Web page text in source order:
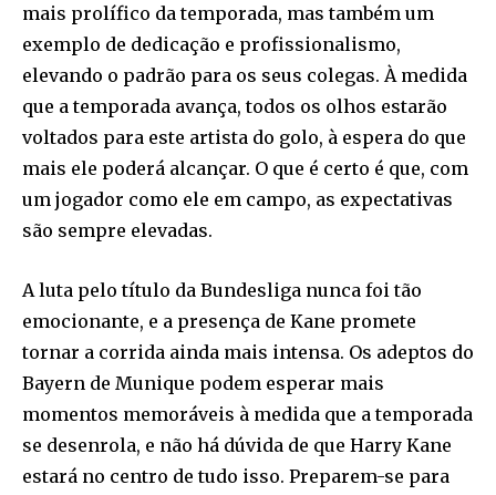
mais prolífico da temporada, mas também um
exemplo de dedicação e profissionalismo,
elevando o padrão para os seus colegas. À medida
que a temporada avança, todos os olhos estarão
voltados para este artista do golo, à espera do que
mais ele poderá alcançar. O que é certo é que, com
um jogador como ele em campo, as expectativas
são sempre elevadas.
A luta pelo título da Bundesliga nunca foi tão
emocionante, e a presença de Kane promete
tornar a corrida ainda mais intensa. Os adeptos do
Bayern de Munique podem esperar mais
momentos memoráveis à medida que a temporada
se desenrola, e não há dúvida de que Harry Kane
estará no centro de tudo isso. Preparem-se para